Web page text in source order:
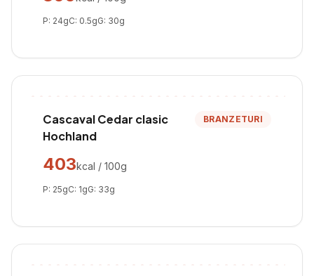
P: 24gC: 0.5gG: 30g
Cascaval Cedar clasic
Hochland
BRANZETURI
403kcal / 100g
P: 25gC: 1gG: 33g